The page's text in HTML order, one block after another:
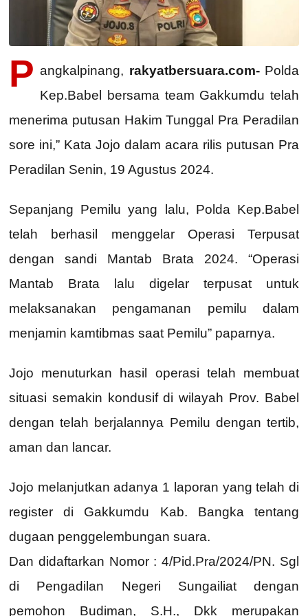
P angkalpinang, rakyatbersuara.com- Polda
Kep.Babel bersama team Gakkumdu telah
menerima putusan Hakim Tunggal Pra Peradilan
sore ini,” Kata Jojo dalam acara rilis putusan Pra
Peradilan Senin, 19 Agustus 2024.
Sepanjang Pemilu yang lalu, Polda Kep.Babel
telah berhasil menggelar Operasi Terpusat
dengan sandi Mantab Brata 2024. “Operasi
Mantab Brata lalu digelar terpusat untuk
melaksanakan pengamanan pemilu dalam
menjamin kamtibmas saat Pemilu” paparnya.
Jojo menuturkan hasil operasi telah membuat
situasi semakin kondusif di wilayah Prov. Babel
dengan telah berjalannya Pemilu dengan tertib,
aman dan lancar.
Jojo melanjutkan adanya 1 laporan yang telah di
register di Gakkumdu Kab. Bangka tentang
dugaan penggelembungan suara.
Dan didaftarkan Nomor : 4/Pid.Pra/2024/PN. Sgl
di Pengadilan Negeri Sungailiat dengan
pemohon Budiman, S.H., Dkk merupakan